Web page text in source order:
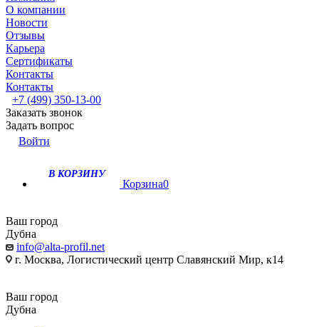
О компании
Новости
Отзывы
Карьера
Сертификаты
Контакты
Контакты
+7 (499) 350-13-00
Заказать звонок
Задать вопрос
Войти
В КОРЗИНУ
Корзина0
Ваш город
Дубна
info@alta-profil.net
г. Москва, Логистический центр Славянский Мир, к14
Ваш город
Дубна